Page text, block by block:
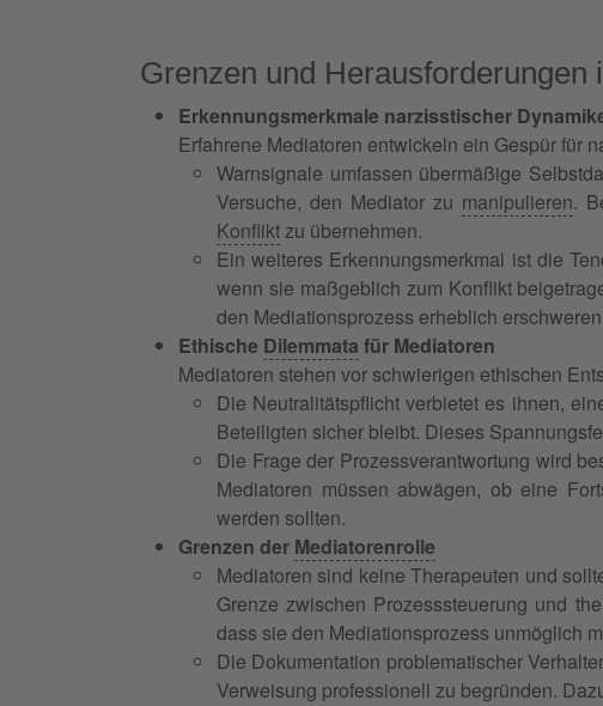
Grenzen und Herausforderungen
Erkennungsmerkmale narzisstischer
Erfahrene Mediatoren entwickeln ein Gespür für
Warnsignale umfassen übermäßige
Versuche, den Mediator zu manipulieren.
Konfliktzu übernehmen.
Ein weiteres Erkennungsmerkmal ist die
wenn sie maßgeblich zum Konflikt
den Mediationsprozess erheblich
Ethische Dilemmata für Mediatoren
Mediatoren stehen vor schwierigen ethischen
Die Neutralitätspflicht verbietet es ihnen,
Beteiligten sicher bleibt. Dieses
Die Frage der Prozessverantwortung wird
Mediatoren müssen abwägen, ob eine
werden sollten.
Grenzen der Mediatorenrolle
Mediatoren sind keine Therapeuten und
Grenze zwischen Prozesssteuerung und
dass sie den Mediationsprozess unmöglich
Die Dokumentation problematischer
Verweisung professionell zu begründen.